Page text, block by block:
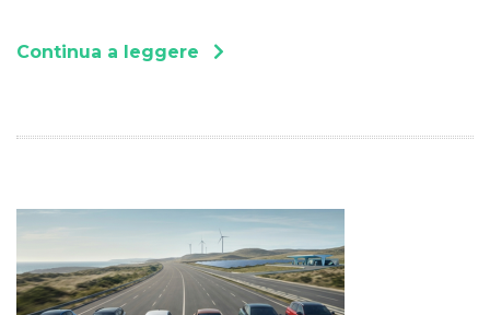
Continua a leggere